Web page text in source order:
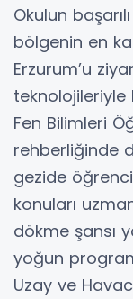
Okulun
bölgenin en
Erzurum’u
teknolojileriyle
Fen Bilimleri
rehberliğinde
gezide
konuları
dökme şansı
yoğun
Uzay ve